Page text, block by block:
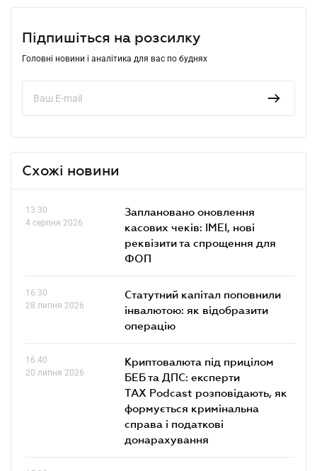
Підпишіться на розсилку
Головні новини і аналітика для вас по буднях
Схожі новини
13.30
4 серпня 2026
Заплановано оновлення
касових чеків: IMEI, нові
реквізити та спрощення для
ФОП
16.30
28 липня 2026
Статутний капітал поповнили
інвалютою: як відобразити
операцію
16.40
20 липня 2026
Криптовалюта під прицілом
БЕБ та ДПС: експерти
TAX Podcast розповідають, як
формується кримінальна
справа і податкові
донарахування